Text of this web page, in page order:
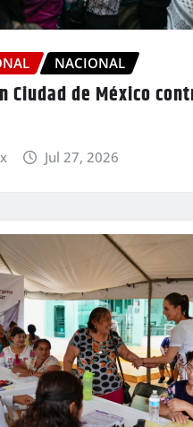
NACIONAL
Ciudad de México
Jul 27, 2026